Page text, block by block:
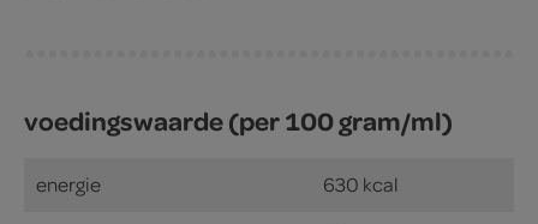
voedingswaarde (per 100 gram/ml)
energie 630 kcal